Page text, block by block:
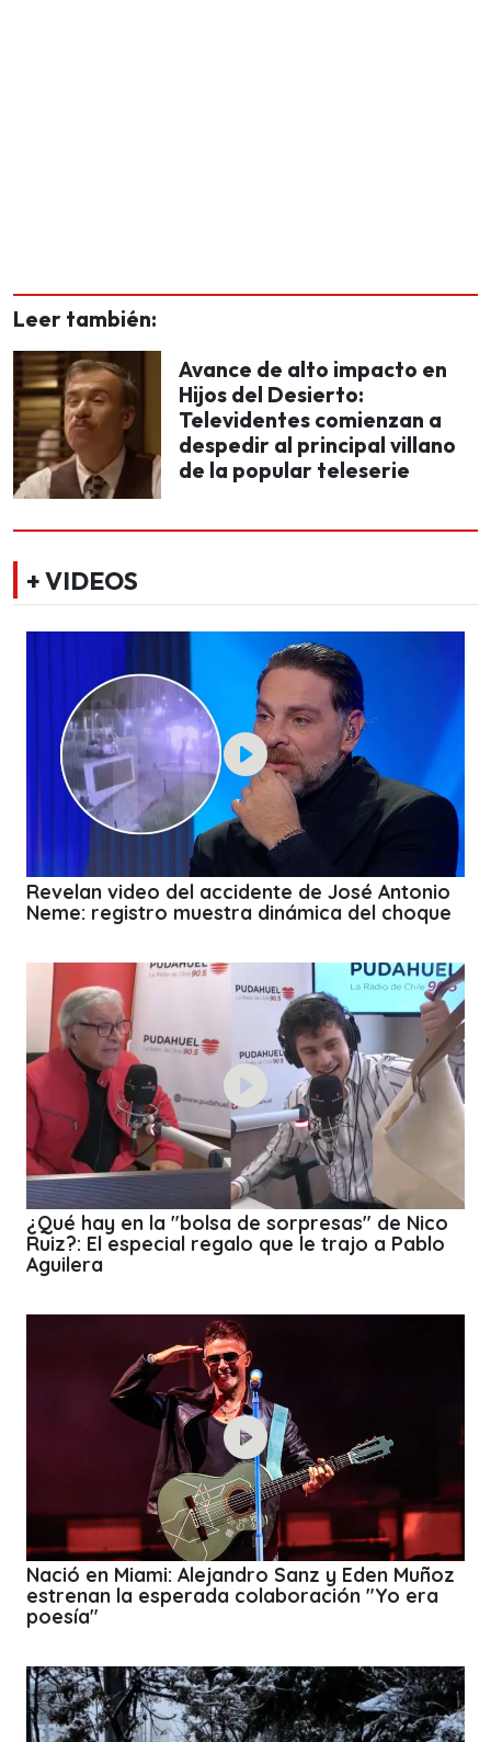
Leer también:
Avance de alto impacto en
Hijos del Desierto:
Televidentes comienzan a
despedir al principal villano
de la popular teleserie
+ VIDEOS
Revelan video del accidente de José Antonio
Neme: registro muestra dinámica del choque
¿Qué hay en la "bolsa de sorpresas" de Nico
Ruiz?: El especial regalo que le trajo a Pablo
Aguilera
Nació en Miami: Alejandro Sanz y Eden Muñoz
estrenan la esperada colaboración "Yo era
poesía"